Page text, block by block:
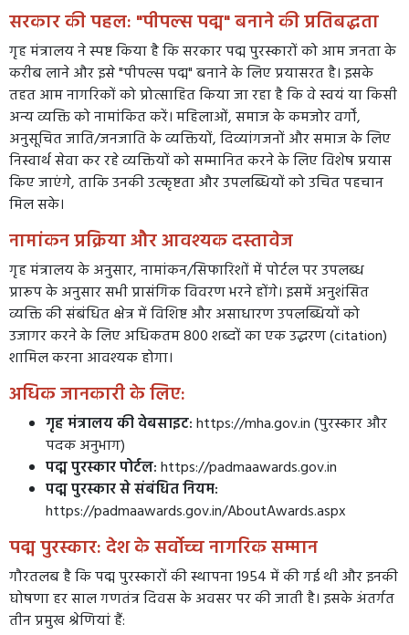
सरकार की पहल: "पीपल्स पद्म" बनाने की प्रतिबद्धता
गृह मंत्रालय ने स्पष्ट किया है कि सरकार पद्म पुरस्कारों को आम जनता के
करीब लाने और इसे "पीपल्स पद्म" बनाने के लिए प्रयासरत है। इसके
तहत आम नागरिकों को प्रोत्साहित किया जा रहा है कि वे स्वयं या किसी
अन्य व्यक्ति को नामांकित करें। महिलाओं, समाज के कमजोर वर्गों,
अनुसूचित जाति/जनजाति के व्यक्तियों, दिव्यांगजनों और समाज के लिए
निस्वार्थ सेवा कर रहे व्यक्तियों को सम्मानित करने के लिए विशेष प्रयास
किए जाएंगे, ताकि उनकी उत्कृष्टता और उपलब्धियों को उचित पहचान
मिल सके।
नामांकन प्रक्रिया और आवश्यक दस्तावेज
गृह मंत्रालय के अनुसार, नामांकन/सिफारिशों में पोर्टल पर उपलब्ध
प्रारूप के अनुसार सभी प्रासंगिक विवरण भरने होंगे। इसमें अनुशंसित
व्यक्ति की संबंधित क्षेत्र में विशिष्ट और असाधारण उपलब्धियों को
उजागर करने के लिए अधिकतम 800 शब्दों का एक उद्धरण (citation)
शामिल करना आवश्यक होगा।
अधिक जानकारी के लिए:
गृह मंत्रालय की वेबसाइट:https://mha.gov.in(पुरस्कार और
पदक अनुभाग)
पद्म पुरस्कार पोर्टल:https://padmaawards.gov.in
पद्म पुरस्कार से संबंधित नियम:
https://padmaawards.gov.in/AboutAwards.aspx
पद्म पुरस्कार: देश के सर्वोच्च नागरिक सम्मान
गौरतलब है कि पद्म पुरस्कारों की स्थापना 1954 में की गई थी और इनकी
घोषणा हर साल गणतंत्र दिवस के अवसर पर की जाती है। इसके अंतर्गत
तीन प्रमुख श्रेणियां हैं: